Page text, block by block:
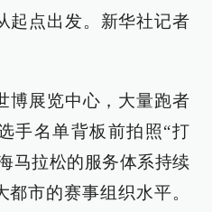
起点出发。新华社记者
博展览中心，大量跑者
手名单背板前拍照“打
马拉松的服务体系持续
市的赛事组织水平。